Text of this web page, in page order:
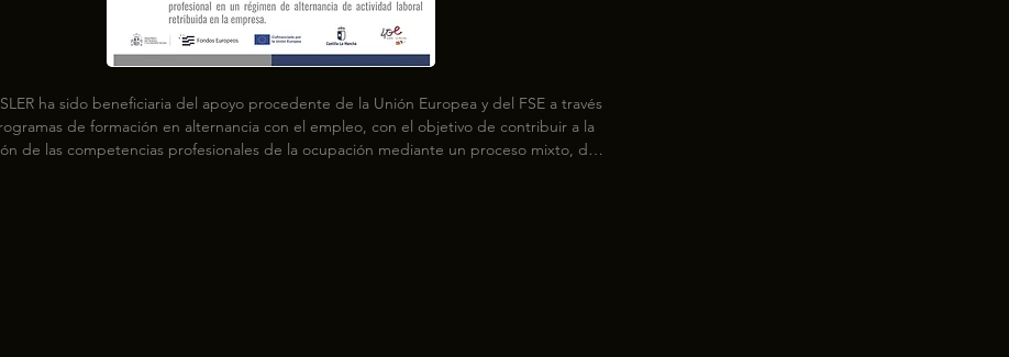
ha sido beneficiaria del apoyo procedente de la Unión Europea y del FSE a través
de formación en alternancia con el empleo, con el objetivo de contribuir a la
de las competencias profesionales de la ocupación mediante un proceso mixto, de